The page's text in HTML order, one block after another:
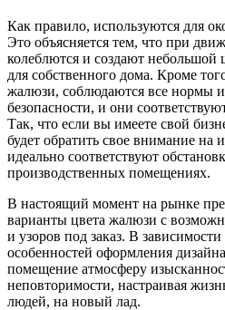
Как правило, используются для
Это объясняется тем, что при
колеблются и создают небольшой
для собственного дома. Кроме
жалюзи, соблюдаются все нормы
безопасности, и они
Так, что если вы имеете свой
будет обратить свое внимание на
идеально соответствуют
производственных помещениях.
В настоящий момент на рынке
варианты цвета жалюзи с
и узоров под заказ. В
особенностей оформления
помещение атмосферу
неповторимости, настраивая
людей, на новый лад.